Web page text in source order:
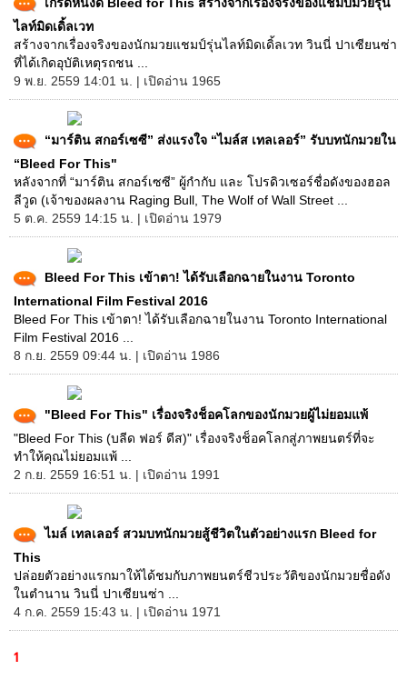
ไลท์มิดเดิ้ลเวท
สร้างจากเรื่องจริงของนักมวยแชมป์รุ่นไลท์มิดเดิ้ลเวท วินนี่ ปาเซียนซ่า
ที่ได้เกิดอุบัติเหตุรถชน ...
9 พ.ย. 2559 14:01 น. | เปิดอ่าน 1965
“มาร์ติน สกอร์เซซี” ส่งแรงใจ “ไมล์ส เทลเลอร์” รับบทนักมวยใน
“Bleed For This"
หลังจากที่ “มาร์ติน สกอร์เซซี” ผู้กำกับ และ โปรดิวเซอร์ชื่อดังของฮอล
ลีวูด (เจ้าของผลงาน Raging Bull, The Wolf of Wall Street ...
5 ต.ค. 2559 14:15 น. | เปิดอ่าน 1979
Bleed For This เข้าตา! ได้รับเลือกฉายในงาน Toronto
International Film Festival 2016
Bleed For This เข้าตา! ได้รับเลือกฉายในงาน Toronto International
Film Festival 2016 ...
8 ก.ย. 2559 09:44 น. | เปิดอ่าน 1986
"Bleed For This" เรื่องจริงช็อคโลกของนักมวยผู้ไม่ยอมแพ้
"Bleed For This (บลีด ฟอร์ ดีส)" เรื่องจริงช็อคโลกสู่ภาพยนตร์ที่จะ
ทำให้คุณไม่ยอมแพ้ ...
2 ก.ย. 2559 16:51 น. | เปิดอ่าน 1991
ไมล์ เทลเลอร์ สวมบทนักมวยสู้ชีวิตในตัวอย่างแรก Bleed for
This
ปล่อยตัวอย่างแรกมาให้ได้ชมกับภาพยนตร์ชีวประวัติของนักมวยชื่อดัง
ในตำนาน วินนี่ ปาเซียนซ่า ...
4 ก.ค. 2559 15:43 น. | เปิดอ่าน 1971
1